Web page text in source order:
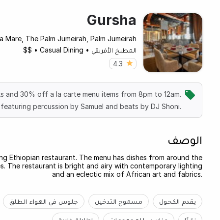
Gursha
Mare, The Palm Jumeirah, Palm Jumeirah
المطبخ الأفريقي •
Casual Dining
•
$$
4.3
and 30% off a la carte menu items from 8pm to 12am.
percussion by Samuel and beats by DJ Shoni.
الوصف
Ethiopian restaurant. The menu has dishes from around the
The restaurant is bright and airy with contemporary lighting
and an eclectic mix of African art and fabrics.
يقدم الكحول مسموح التدخين جلوس في الهواء الطلق